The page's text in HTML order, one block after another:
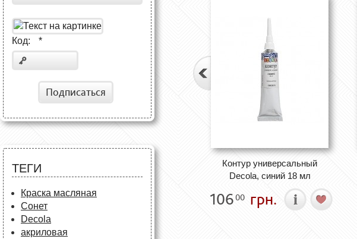
Код: *
Подписаться
ТЕГИ
Краска масляная
Сонет
Decola
акриловая
Контур универсальный
Decola, синий 18 мл
10600 грн.